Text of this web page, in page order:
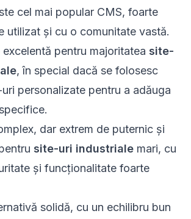
cel mai popular CMS, foarte
utilizat și cu o comunitate vastă.
pentru majoritatea site-
, în special dacă se folosesc
personalizate pentru a adăuga
dar extrem de puternic și
site-uri industriale mari, cu
și funcționalitate foarte
solidă, cu un echilibru bun